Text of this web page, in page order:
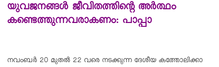
യുവജനങ്ങള്‍ ജീവിതത്തിന്റെ അര്‍ത്ഥം
കണ്ടെത്തുന്നവരാകണം: പാപ്പാ
നവംബർ 20 മുതൽ 22 വരെ നടക്കുന്ന ദേശീയ കത്തോലിക്കാ